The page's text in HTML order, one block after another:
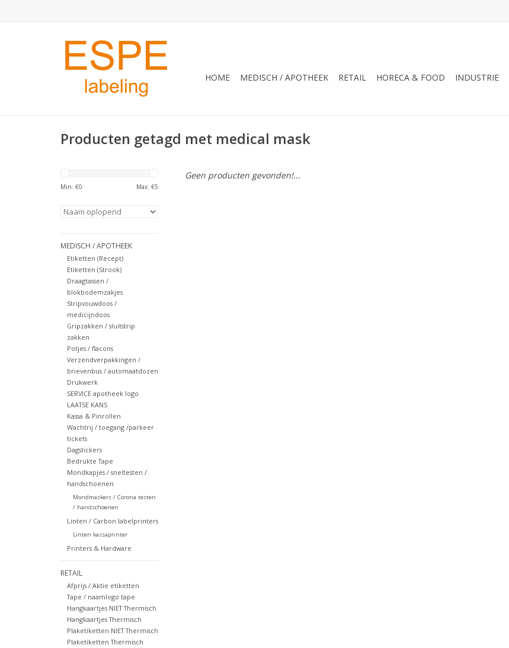
HOME MEDISCH / APOTHEEK RETAIL HORECA & FOOD INDUSTRIE
Producten getagd met medical mask
Min: €0 Max: €5
MEDISCH / APOTHEEK
Etiketten (Recept)
Etiketten (Strook)
Draagtassen /
blokbodemzakjes
Stripvouwdoos /
medicijndoos
Gripzakken / sluitstrip
zakken
Potjes / flacons
Verzendverpakkingen /
brievenbus / automaatdozen
Drukwerk
SERVICE apotheek logo
LAATSE KANS
Kassa & Pinrollen
Wachtrij / toegang /parkeer
tickets
Dagstickers
Bedrukte Tape
Mondkapjes / sneltesten /
handschoenen
Mondmaskers / Corona testen
/ handschoenen
Linten / Carbon labelprinters
Linten kassaprinter
Printers & Hardware
RETAIL
Afprijs / Aktie etiketten
Tape / naamlogo tape
Hangkaartjes NIET Thermisch
Hangkaartjes Thermisch
Plaketiketten NIET Thermisch
Plaketiketten Thermisch
Geen producten gevonden!...